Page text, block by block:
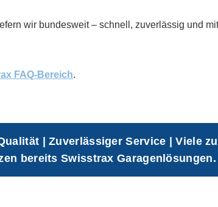
wir bundesweit – schnell, zuverlässig und mit
FAQ-Bereich.
| Zuverlässiger Service | Viele
bereits Swisstrax Garagenlösungen.